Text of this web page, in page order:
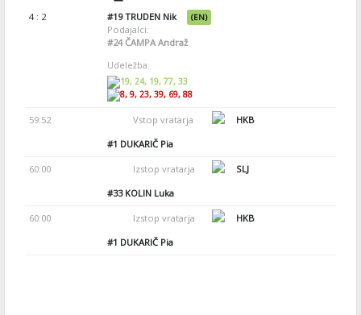
4 : 2
#19TRUDEN Nik (EN)
Podajalci:
#24ČAMPA Andraž
Udeležba:
19, 24, 19, 77, 33
8, 9, 23, 39, 69, 88
59:52 Vstop vratarja
HKB
#1 DUKARIČ Pia
60:00 Izstop vratarja
SLJ
#33KOLIN Luka
60:00 Izstop vratarja
HKB
#1 DUKARIČ Pia